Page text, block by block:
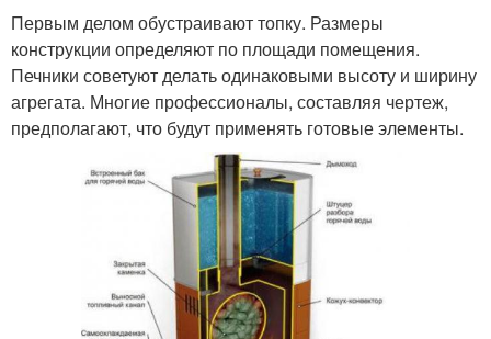
Первым делом обустраивают топку. Размеры
конструкции определяют по площади помещения.
Печники советуют делать одинаковыми высоту и ширину
агрегата. Многие профессионалы, составляя чертеж,
предполагают, что будут применять готовые элементы.